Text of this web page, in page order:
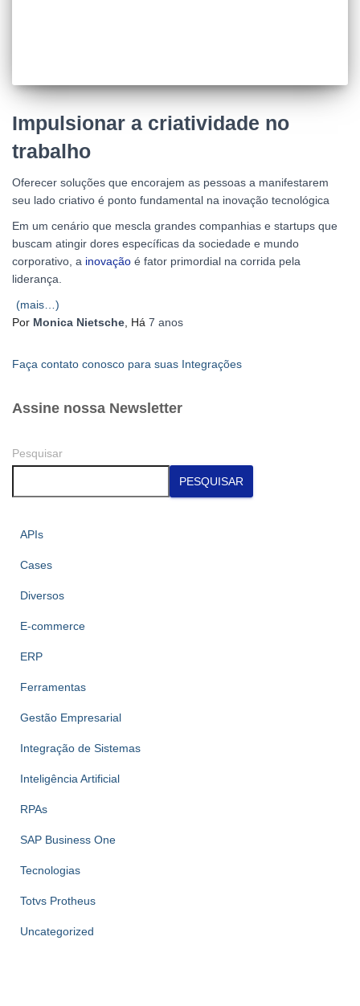
Impulsionar a criatividade no
trabalho
Oferecer soluções que encorajem as pessoas a manifestarem
seu lado criativo é ponto fundamental na inovação tecnológica
Em um cenário que mescla grandes companhias e startups que
buscam atingir dores específicas da sociedade e mundo
corporativo, a inovação é fator primordial na corrida pela
liderança.
(mais…)
Por Monica Nietsche , Há 7 anos
Faça contato conosco para suas Integrações
Assine nossa Newsletter
Pesquisar
PESQUISAR
APIs
Cases
Diversos
E-commerce
ERP
Ferramentas
Gestão Empresarial
Integração de Sistemas
Inteligência Artificial
RPAs
SAP Business One
Tecnologias
Totvs Protheus
Uncategorized